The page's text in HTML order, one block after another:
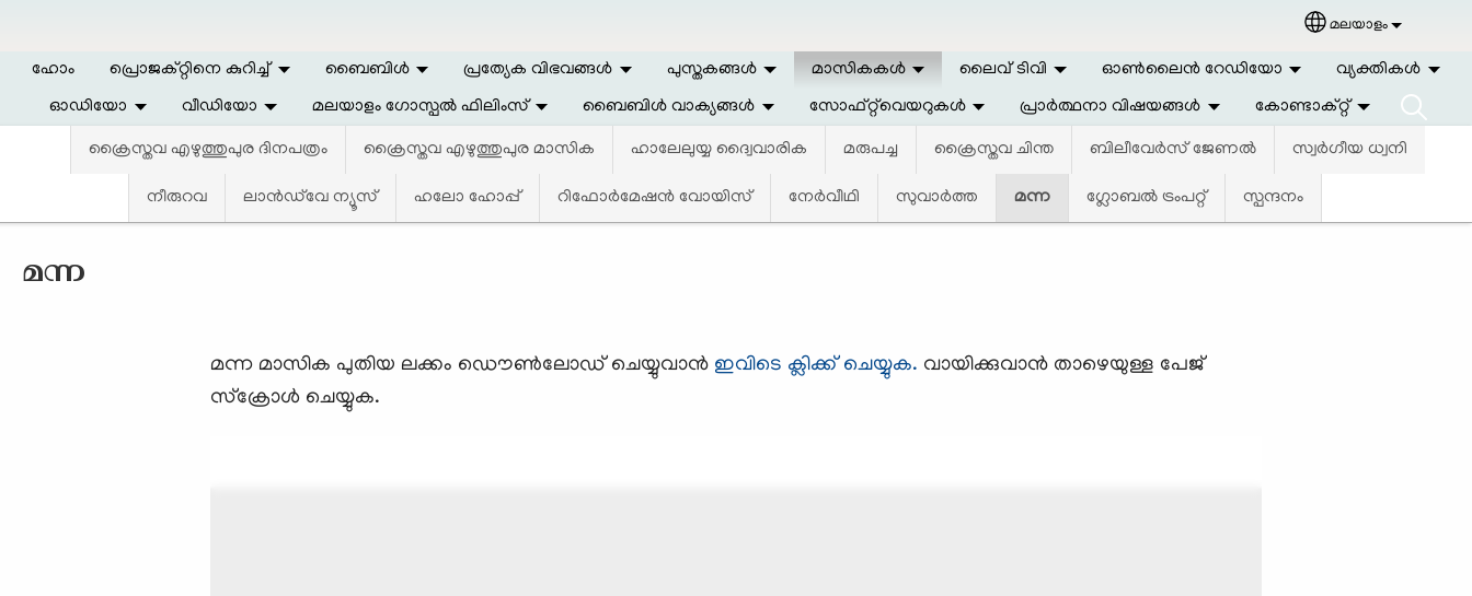
Select your
മലയാളം
ഹോം പ്രൊജക്റ്റിനെ കുറിച്ച് ബൈബിള്‍ പ്രത്യേക വിഭവങ്ങള്‍ പുസ്തകങ്ങള്‍ മാസികകള്‍
ക്രൈസ്തവ എഴുത്തുപുര ദിനപത്രം ക്രൈസ്തവ എഴുത്തുപുര മാസിക ഹാലേലുയ്യ ദ്വൈവാരിക മരുപച്ച ക്രൈസ്തവ ചിന്ത ബിലീവേര്‍സ് ജേണല്‍ സ്വര്‍ഗീയ ധ്വനി
നീരുറവ ലാന്‍ഡ്‌വേ ന്യൂസ്‌ ഹലോ ഹോപ്പ് റിഫോര്‍മേഷന്‍ വോയിസ്‌ നേര്‍വീഥി സുവാര്‍ത്ത മന്ന ഗ്ലോബല്‍ ട്രംപറ്റ് സ്പന്ദനം
ലൈവ് ടിവി ഓണ്‍ലൈന്‍ റേഡിയോ
വ്യക്തികള്‍
ഓഡിയോ
വീഡിയോ മലയാളം ഗോസ്പൽ ഫിലിംസ് ബൈബിള്‍ വാക്യങ്ങള്‍ സോഫ്റ്റ്‌വെയറുകള്‍ പ്രാര്‍ത്ഥനാ വിഷയങ്ങള്‍ കോണ്ടാക്റ്റ്
മന്ന
മന്ന മാസിക പുതിയ ലക്കം ഡൌണ്‍ലോഡ് ചെയ്യുവാന്‍ ഇവിടെ ക്ലിക്ക് ചെയ്യുക. വായിക്കുവാന്‍ താഴെയുള്ള പേജ്
സ്ക്രോള്‍ ചെയ്യുക.